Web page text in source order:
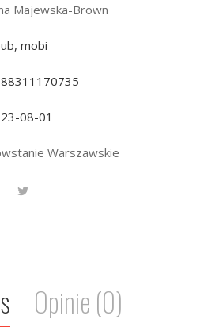
Majewska-Brown
mobi
08-01
Warszawskie
Opinie (0)